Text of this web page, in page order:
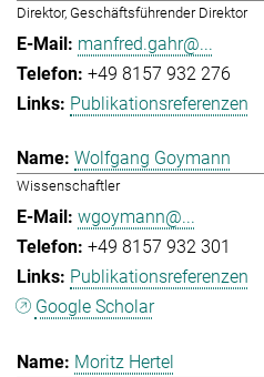
Direktor, Geschäftsführender Direktor
manfred.gahr@...
+49 8157 932 276
Publikationsreferenzen
Wolfgang Goymann
Wissenschaftler
wgoymann@...
+49 8157 932 301
Publikationsreferenzen
Google Scholar
Moritz Hertel